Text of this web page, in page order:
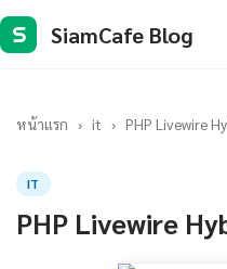
S SiamCafe Blog
หน้าแรก › it › PHP Livewire
IT
PHP Livewire